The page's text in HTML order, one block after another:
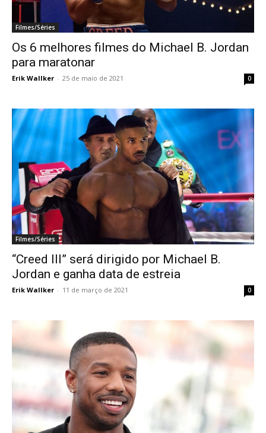
Filmes/Séries
Os 6 melhores filmes do Michael B. Jordan
para maratonar
Erik Wallker - 25 de maio de 2021 0
Filmes/Séries
“Creed III” será dirigido por Michael B.
Jordan e ganha data de estreia
Erik Wallker - 11 de março de 2021 0